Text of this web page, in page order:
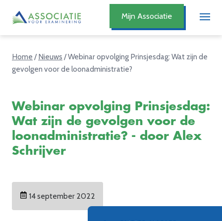
Mijn Associatie
Home /Nieuws /Webinar opvolging Prinsjesdag: Wat zijn de
gevolgen voor de loonadministratie?
Webinar opvolging Prinsjesdag:
Wat zijn de gevolgen voor de
loonadministratie? - door Alex
Schrijver
14 september 2022